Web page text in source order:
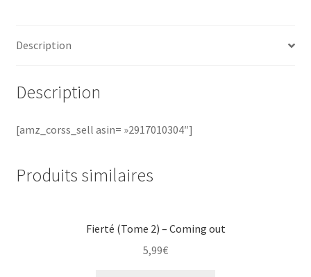
Description
Description
[amz_corss_sell asin= »2917010304″]
Produits similaires
Fierté (Tome 2) – Coming out
5,99€